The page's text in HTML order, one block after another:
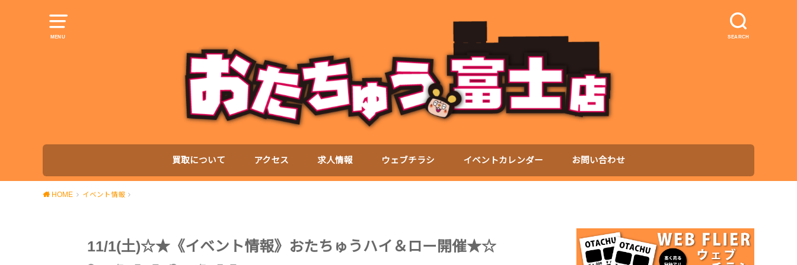
MENU SEARCH
買取について アクセス 求人情報 ウェブチラシ イベントカレンダー お問い合わせ
HOME イベント情報
11/1(土)☆★《イベント情報》おたちゅうハイ＆ロー開催★☆